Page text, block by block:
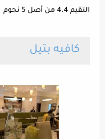
التقيم 4.4 من أصل 5 نجوم
كافيه بتيل